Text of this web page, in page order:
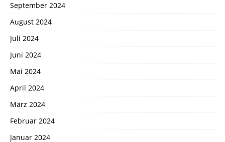
September 2024
August 2024
Juli 2024
Juni 2024
Mai 2024
April 2024
März 2024
Februar 2024
Januar 2024